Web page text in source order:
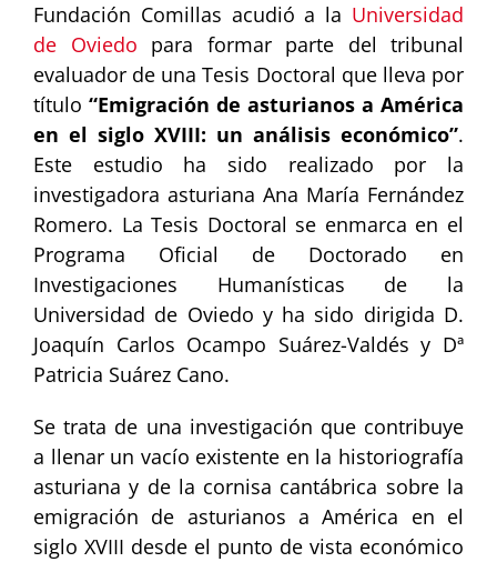
Fundación Comillas acudió a la Universidad
de Oviedo para formar parte del tribunal
evaluador de una Tesis Doctoral que lleva por
título “Emigración de asturianos a América
en el siglo XVIII: un análisis económico”.
Este estudio ha sido realizado por la
investigadora asturiana Ana María Fernández
Romero. La Tesis Doctoral se enmarca en el
Programa Oficial de Doctorado en
Investigaciones Humanísticas de la
Universidad de Oviedo y ha sido dirigida D.
Joaquín Carlos Ocampo Suárez-Valdés y Dª
Patricia Suárez Cano.
Se trata de una investigación que contribuye
a llenar un vacío existente en la historiografía
asturiana y de la cornisa cantábrica sobre la
emigración de asturianos a América en el
siglo XVIII desde el punto de vista económico